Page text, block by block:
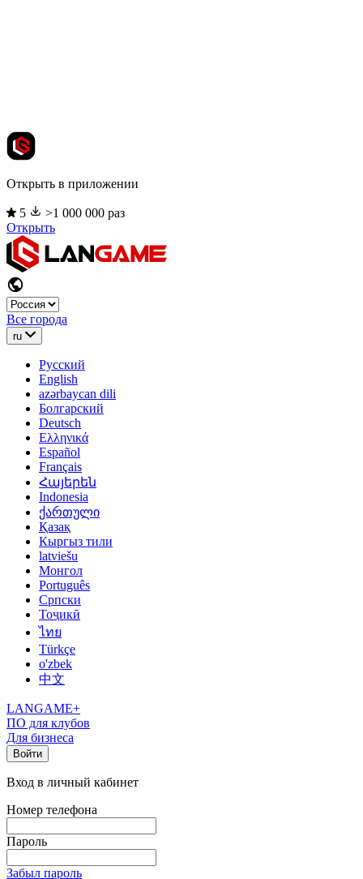
Открыть в приложении
5
>1 000 000 раз
Открыть
Все города
ru
Русский
English
azərbaycan dili
Болгарский
Deutsch
Ελληνικά
Español
Français
Հայերեն
Indonesia
ქართული
Қазақ
Кыргыз тили
latviešu
Монгол
Português
Српски
Тоҷикӣ
ไทย
Türkçe
o'zbek
中文
LANGAME+
ПО для клубов
Для бизнеса
Войти
Вход в личный кабинет
Номер телефона
Пароль
Забыл пароль